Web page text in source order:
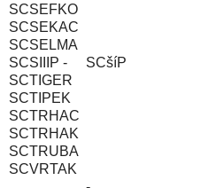
SCSEFKO
SCSEKAC
SCSELMA
SCSIIIP -
SCšíP
SCTIGER
SCTIPEK
SCTRHAC
SCTRHAK
SCTRUBA
SCVRTAK